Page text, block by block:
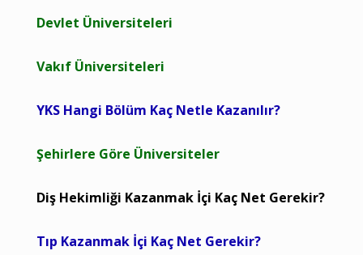
Devlet Üniversiteleri
Vakıf Üniversiteleri
YKS Hangi Bölüm Kaç Netle Kazanılır?
Şehirlere Göre Üniversiteler
Diş Hekimliği Kazanmak İçi Kaç Net Gerekir?
Tıp Kazanmak İçi Kaç Net Gerekir?